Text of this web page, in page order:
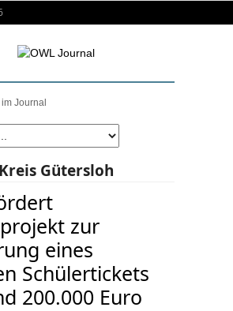
Kreis Gütersloh
zur
eines
Schülertickets
200.000 Euro